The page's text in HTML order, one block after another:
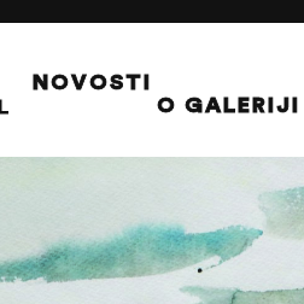
NOVOSTI
O GALERIJI